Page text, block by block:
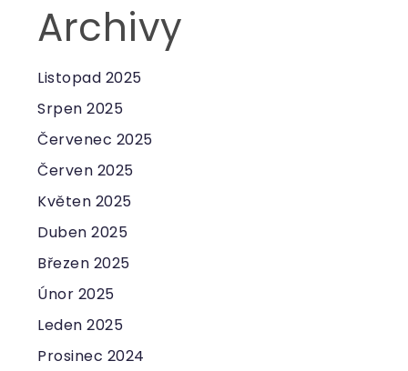
Archivy
Listopad 2025
Srpen 2025
Červenec 2025
Červen 2025
Květen 2025
Duben 2025
Březen 2025
Únor 2025
Leden 2025
Prosinec 2024